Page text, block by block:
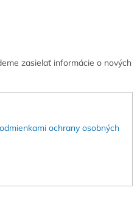
zasielať informácie o nových
ochrany osobných